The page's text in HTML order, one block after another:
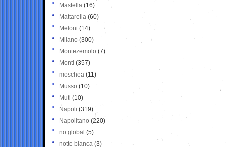
Mastella (16)
Mattarella (60)
Meloni (14)
Milano (300)
Montezemolo (7)
Monti (357)
moschea (11)
Musso (10)
Muti (10)
Napoli (319)
Napolitano (220)
no global (5)
notte bianca (3)